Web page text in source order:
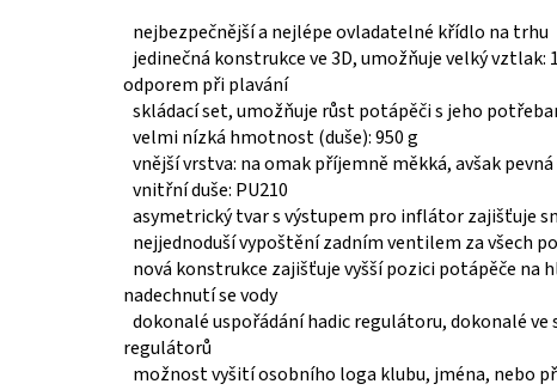
nejbezpečnější a nejlépe ovladatelné křídlo na trhu
jedinečná konstrukce ve 3D, umožňuje velký
odporem při plavání
skládací set, umožňuje růst potápěči s jeho
velmi nízká hmotnost (duše): 950 g
vnější vrstva: na omak příjemně měkká, avšak pevná
vnitřní duše: PU210
asymetrický tvar s výstupem pro inflátor zajišťuje
nejjednoduší vypoštění zadním ventilem za všech
nová konstrukce zajišťuje vyšší pozici potápěče na
nadechnutí se vody
dokonalé uspořádání hadic regulátoru, dokonalé ve
regulátorů
možnost vyšití osobního loga klubu, jména, nebo